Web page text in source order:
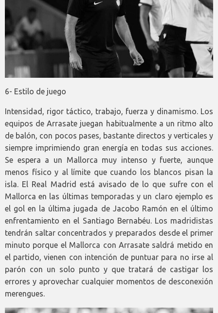
6- Estilo de juego
Intensidad, rigor táctico, trabajo, fuerza y dinamismo. Los
equipos de Arrasate juegan habitualmente a un ritmo alto
de balón, con pocos pases, bastante directos y verticales y
siempre imprimiendo gran energía en todas sus acciones.
Se espera a un Mallorca muy intenso y fuerte, aunque
menos físico y al límite que cuando los blancos pisan la
isla. El Real Madrid está avisado de lo que sufre con el
Mallorca en las últimas temporadas y un claro ejemplo es
el gol en la última jugada de Jacobo Ramón en el último
enfrentamiento en el Santiago Bernabéu. Los madridistas
tendrán saltar concentrados y preparados desde el primer
minuto porque el Mallorca con Arrasate saldrá metido en
el partido, vienen con intención de puntuar para no irse al
parón con un solo punto y que tratará de castigar los
errores y aprovechar cualquier momentos de desconexión
merengues.